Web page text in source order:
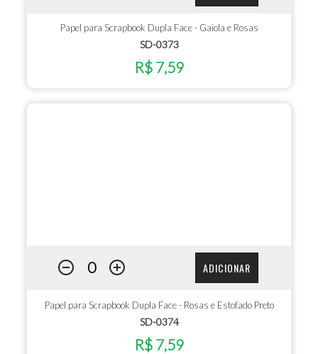
Papel para Scrapbook Dupla Face - Gaiola e Rosas
SD-0373
R$ 7,59
ADICIONAR
Papel para Scrapbook Dupla Face - Rosas e Estofado Preto
SD-0374
R$ 7,59